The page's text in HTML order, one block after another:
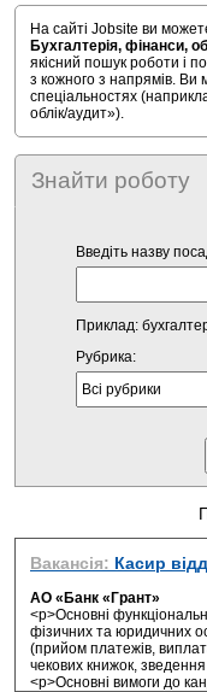
На сайті Jobsite ви
Бухгалтерія, фінанси,
якісний пошук роботи і
з кожного з напрямів. Ви
спеціальностях
облік/аудит»).
Знайти роботу
Введіть назву
Приклад:
Рубрика:
Вакансія: Касир
АО «Банк «Грант»
<p>Основні
фізичних та юридичних
(прийом платежів,
чекових книжок,
<p>Основні вимоги до